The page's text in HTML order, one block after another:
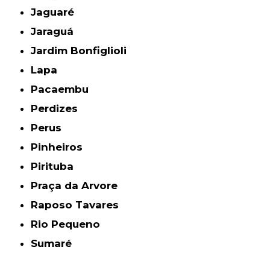
Jaguaré
Jaraguá
Jardim Bonfiglioli
Lapa
Pacaembu
Perdizes
Perus
Pinheiros
Pirituba
Praça da Arvore
Raposo Tavares
Rio Pequeno
Sumaré